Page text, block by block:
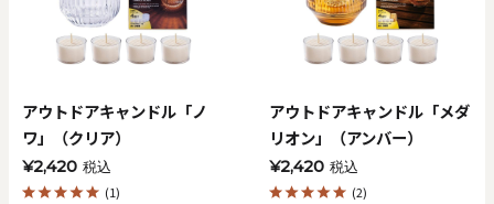
アウトドアキャンドル「ノ
ワ」（クリア）
¥2,420 税込
(1)
アウトドアキャンドル「メダ
リオン」（アンバー）
¥2,420 税込
(2)